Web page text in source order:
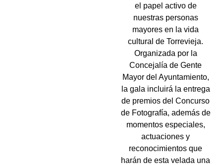
el papel activo de
nuestras personas
mayores en la vida
cultural de Torrevieja.
Organizada por la
Concejalía de Gente
Mayor del Ayuntamiento,
la gala incluirá la entrega
de premios del Concurso
de Fotografía, además de
momentos especiales,
actuaciones y
reconocimientos que
harán de esta velada una